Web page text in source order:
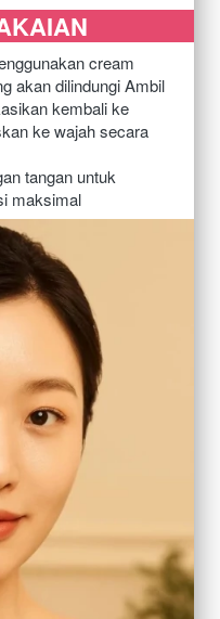
cream
akan dilindungi Ambil
kembali ke
ke wajah secara
tangan untuk
maksimal